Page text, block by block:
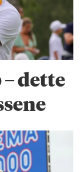
dette